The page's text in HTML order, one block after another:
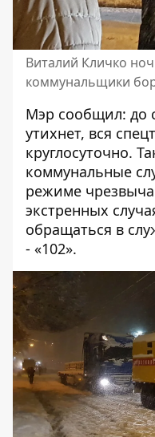
Виталий Кличко
коммунальщики
Мэр сообщил: до
утихнет, вся
круглосуточно.
коммунальные
режиме
экстренных
обращаться в
- «102».